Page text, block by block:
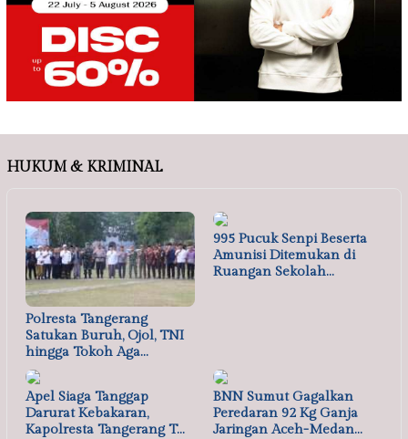
HUKUM & KRIMINAL
Polresta Tangerang
Satukan Buruh, Ojol, TNI
hingga Tokoh Aga…
995 Pucuk Senpi Beserta
Amunisi Ditemukan di
Ruangan Sekolah…
Apel Siaga Tanggap
Darurat Kebakaran,
Kapolresta Tangerang T…
BNN Sumut Gagalkan
Peredaran 92 Kg Ganja
Jaringan Aceh-Medan…